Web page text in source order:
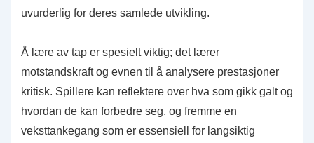
uvurderlig for deres samlede utvikling.
Å lære av tap er spesielt viktig; det lærer
motstandskraft og evnen til å analysere prestasjoner
kritisk. Spillere kan reflektere over hva som gikk galt og
hvordan de kan forbedre seg, og fremme en
veksttankegang som er essensiell for langsiktig